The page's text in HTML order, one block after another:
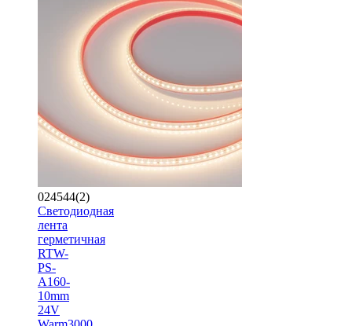
024544(2)
Светодиодная
лента
герметичная
RTW-
PS-
A160-
10mm
24V